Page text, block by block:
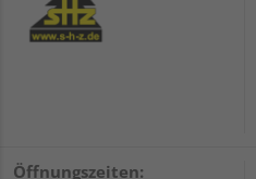
Öffnungszeiten: